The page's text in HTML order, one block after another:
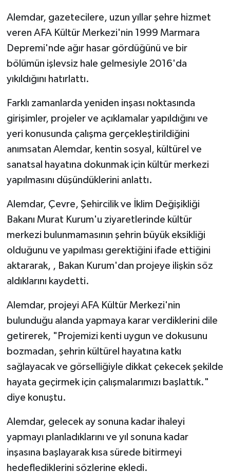
Alemdar, gazetecilere, uzun yıllar şehre hizmet
veren AFA Kültür Merkezi'nin 1999 Marmara
Depremi'nde ağır hasar gördüğünü ve bir
bölümün işlevsiz hale gelmesiyle 2016'da
yıkıldığını hatırlattı.
Farklı zamanlarda yeniden inşası noktasında
girişimler, projeler ve açıklamalar yapıldığını ve
yeri konusunda çalışma gerçekleştirildiğini
anımsatan Alemdar, kentin sosyal, kültürel ve
sanatsal hayatına dokunmak için kültür merkezi
yapılmasını düşündüklerini anlattı.
Alemdar, Çevre, Şehircilik ve İklim Değişikliği
Bakanı Murat Kurum'u ziyaretlerinde kültür
merkezi bulunmamasının şehrin büyük eksikliği
olduğunu ve yapılması gerektiğini ifade ettiğini
aktararak, , Bakan Kurum'dan projeye ilişkin söz
aldıklarını kaydetti.
Alemdar, projeyi AFA Kültür Merkezi'nin
bulunduğu alanda yapmaya karar verdiklerini dile
getirerek, "Projemizi kenti uygun ve dokusunu
bozmadan, şehrin kültürel hayatına katkı
sağlayacak ve görselliğiyle dikkat çekecek şekilde
hayata geçirmek için çalışmalarımızı başlattık."
diye konuştu.
Alemdar, gelecek ay sonuna kadar ihaleyi
yapmayı planladıklarını ve yıl sonuna kadar
inşasına başlayarak kısa sürede bitirmeyi
hedeflediklerini sözlerine ekledi.